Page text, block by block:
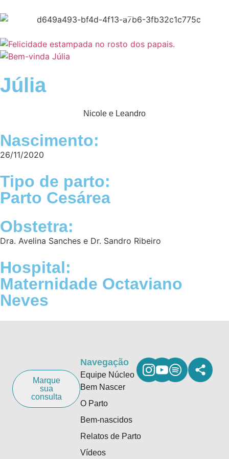
Júlia
Nicole e Leandro
Nascimento:
26/11/2020
Tipo de parto:
Parto Cesárea
Obstetra:
Dra. Avelina Sanches e Dr. Sandro Ribeiro
Hospital:
Maternidade Octaviano
Neves
Marque
sua
consulta
Navegação
Equipe Núcleo
Bem Nascer
O Parto
Bem-nascidos
Relatos de Parto
Vídeos